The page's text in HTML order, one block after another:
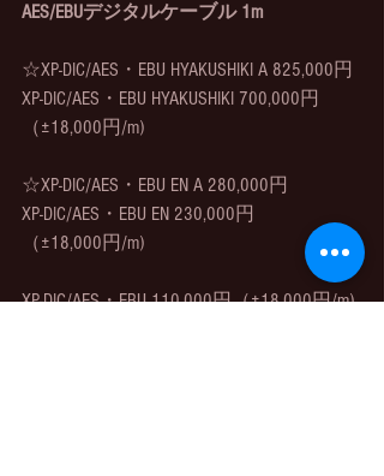
AES/EBUデジタルケーブル 1m
☆XP-DIC/AES・EBU HYAKUSHIKI A 825,000円
XP-DIC/AES・EBU HYAKUSHIKI 700,000円
（±18,000円/m)
☆XP-DIC/AES・EBU EN A 280,000円
XP-DIC/AES・EBU EN 230,000円
（±18,000円/m)
XP-DIC/AES・EBU 110,000円（±18,000円/m)